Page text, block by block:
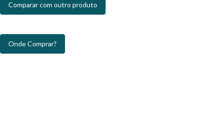
Comparar com outro produto
Onde Comprar?